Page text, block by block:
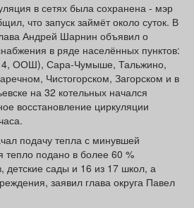
в сетях была сохранена - мэр
что запуск займёт около суток. В
Андрей Шарнин объявил о
в ряде населённых пунктов:
4, ООШ), Сара‑Чумыше, Тальжино,
Чистогорском, Загорском и в
на 32 котельных начался
восстановление циркуляции
подачу тепла с минувшей
тепло подано в более 60 %
детские сады и 16 из 17 школ, а
заявил глава округа Павел